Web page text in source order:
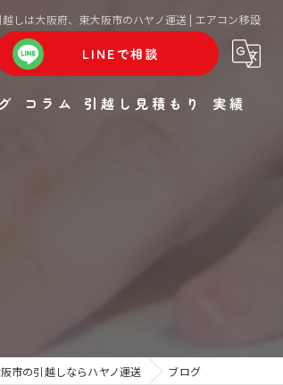
越しは大阪府、東大阪市のハヤノ運送 | エアコン移設
LINEで相談
コラム 引越し見積もり 実績
市の引越しならハヤノ運送 ブログ